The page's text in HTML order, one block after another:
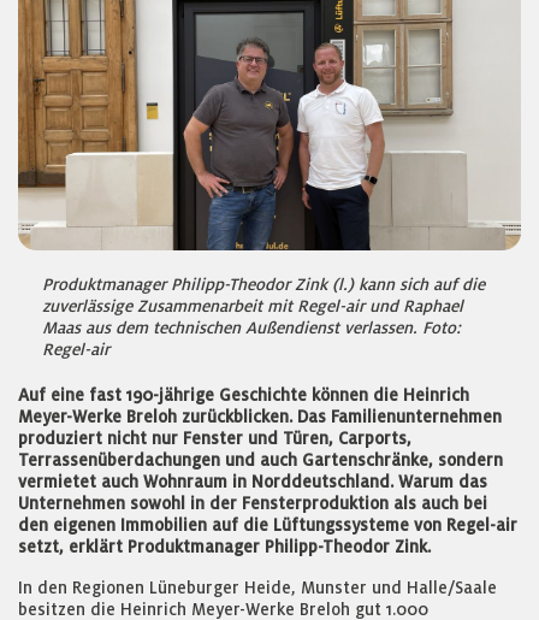
Produktmanager Philipp-Theodor Zink (l.) kann sich auf die
zuverlässige Zusammenarbeit mit Regel-air und Raphael
Maas aus dem technischen Außendienst verlassen. Foto:
Regel-air
Auf eine fast 190-jährige Geschichte können die Heinrich
Meyer-Werke Breloh zurückblicken. Das Familienunternehmen
produziert nicht nur Fenster und Türen, Carports,
Terrassenüberdachungen und auch Gartenschränke, sondern
vermietet auch Wohnraum in Norddeutschland. Warum das
Unternehmen sowohl in der Fensterproduktion als auch bei
den eigenen Immobilien auf die Lüftungssysteme von Regel-air
setzt, erklärt Produktmanager Philipp-Theodor Zink.
In den Regionen Lüneburger Heide, Munster und Halle/Saale
besitzen die Heinrich Meyer-Werke Breloh gut 1.000